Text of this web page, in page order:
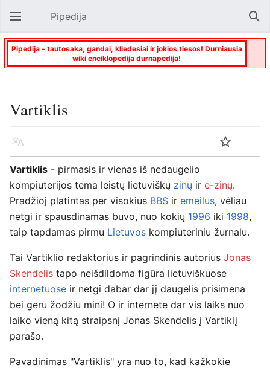
Atverti pagrindinį meniu Pipedija
Pipedija - tautosaka, gandai, kliedesiai ir jokios tiesos! Durniausia
wiki enciklopedija durnapedija!
Vartiklis
Kalba Stebėti
Vartiklis - pirmasis ir vienas iš nedaugelio
kompiuterijos tema leistų lietuviškų zinų ir e-zinų.
Pradžioj platintas per visokius BBS ir emeilus, vėliau
netgi ir spausdinamas buvo, nuo kokių 1996 iki 1998,
taip tapdamas pirmu Lietuvos kompiuteriniu žurnalu.
Tai Vartiklio redaktorius ir pagrindinis autorius Jonas
Skendelis tapo neišdildoma figūra lietuviškuose
internetuose ir netgi dabar dar jį daugelis prisimena
bei geru žodžiu mini! O ir internete dar vis laiks nuo
laiko vieną kitą straipsnį Jonas Skendelis į Vartiklį
parašo.
Pavadinimas "Vartiklis" yra nuo to, kad kažkokie